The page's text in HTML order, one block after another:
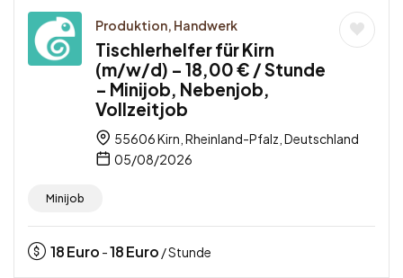
Produktion, Handwerk
Tischlerhelfer für Kirn
(m/w/d) – 18,00 € / Stunde
– Minijob, Nebenjob,
Vollzeitjob
55606 Kirn, Rheinland-Pfalz, Deutschland
05/08/2026
Minijob
18Euro -18Euro / Stunde